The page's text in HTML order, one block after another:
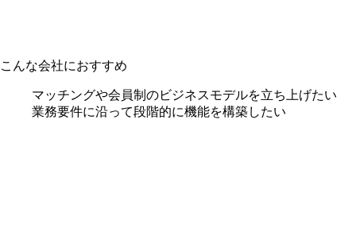
こんな会社におすすめ
マッチングや会員制のビジネスモデルを立ち上げたい
業務要件に沿って段階的に機能を構築したい